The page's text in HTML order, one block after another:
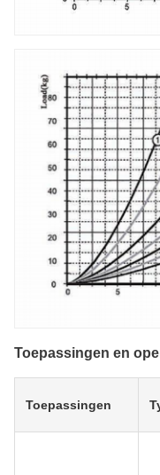
Toepassingen en
Toepassingen